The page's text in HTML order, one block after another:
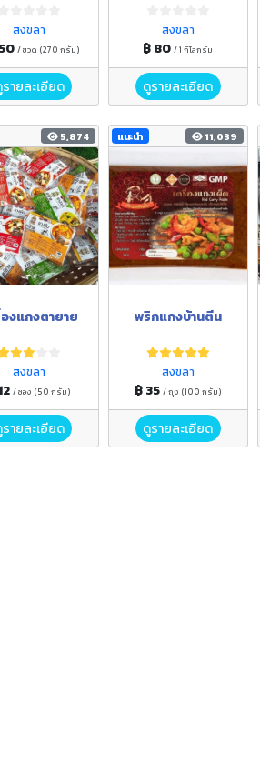
สงขลา
/ ขวด (270 กรัม)
ายละเอียด
สงขลา
฿ 80/ 1 กิโลกรัม
ดูรายละเอียด
5,874
องแกงตายาย
สงขลา
/ ซอง (50 กรัม)
ายละเอียด
แนะนำ 11,039
พริกแกงบ้านตีน
สงขลา
฿ 35 / ถุง (100 กรัม)
ดูรายละเอียด